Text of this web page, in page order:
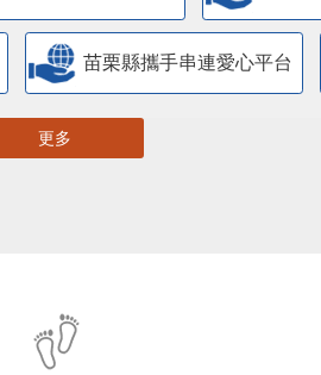
苗栗縣攜手串連愛心平台
更多